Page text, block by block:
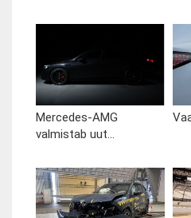
Mercedes-AMG
valmistab uut...